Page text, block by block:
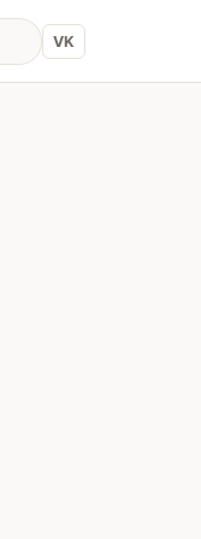
VK